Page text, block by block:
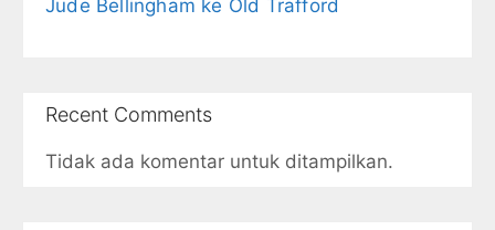
Jude Bellingham ke Old Trafford
Recent Comments
Tidak ada komentar untuk ditampilkan.